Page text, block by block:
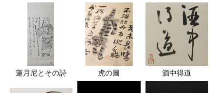
蓮月尼とその詩 虎の圖 酒中得道